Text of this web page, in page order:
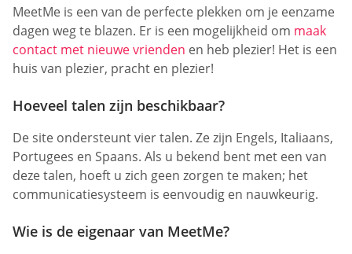
MeetMe is een van de perfecte plekken om je eenzame
dagen weg te blazen. Er is een mogelijkheid om maak
contact met nieuwe vrienden en heb plezier! Het is een
huis van plezier, pracht en plezier!
Hoeveel talen zijn beschikbaar?
De site ondersteunt vier talen. Ze zijn Engels, Italiaans,
Portugees en Spaans. Als u bekend bent met een van
deze talen, hoeft u zich geen zorgen te maken; het
communicatiesysteem is eenvoudig en nauwkeurig.
Wie is de eigenaar van MeetMe?